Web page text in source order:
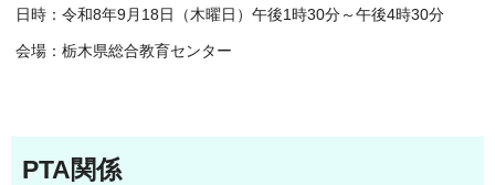
日時：令和8年9月18日（木曜日）午後1時30分～午後4時30分
会場：栃木県総合教育センター
PTA関係